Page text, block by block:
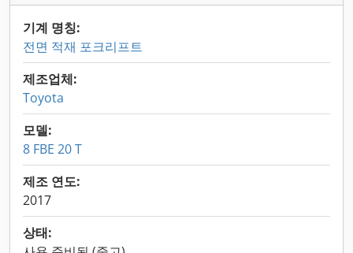
기계 명칭:
전면 적재 포크리프트
제조업체:
Toyota
모델:
8 FBE 20 T
제조 연도:
2017
상태: